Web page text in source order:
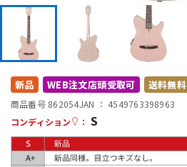
DTM オンライン納品
配信/ライブ機器
中古
新品 WEB注文店頭受取可 送料無料
商品番号 862054JAN ： 4549763398963
コンディション
： S